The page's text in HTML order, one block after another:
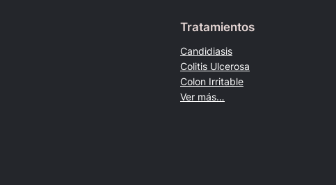
Tratamientos
Candidiasis
Colitis Ulcerosa
Colon Irritable
Ver más…